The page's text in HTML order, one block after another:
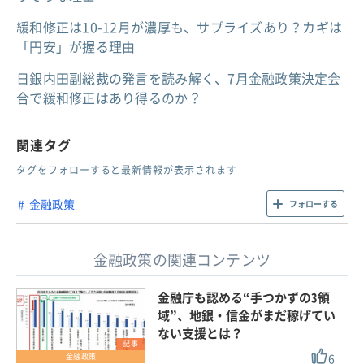
緩和修正は10-12月が濃厚も、サプライズあり？カギは
「円安」が握る理由
日銀内田副総裁の発言を読み解く、7月金融政策決定会
合で緩和修正はあり得るのか？
関連タグ
タグをフォローすると最新情報が表示されます
金融政策 フォローする
金融政策の関連コンテンツ
記事
金融政策
金融庁も認める“手つかずの3領
域”、地銀・信金がまだ稼げてい
ない支援とは？
6